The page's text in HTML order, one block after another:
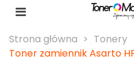
Strona główna > Tonery
Toner zamiennik Asarto